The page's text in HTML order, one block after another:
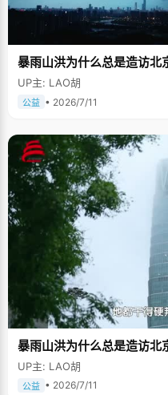
暴雨山洪为什么总是造访北
UP主: LAO胡
公益 • 2026/7/11
暴雨山洪为什么总是造访北
UP主: LAO胡
公益 • 2026/7/11